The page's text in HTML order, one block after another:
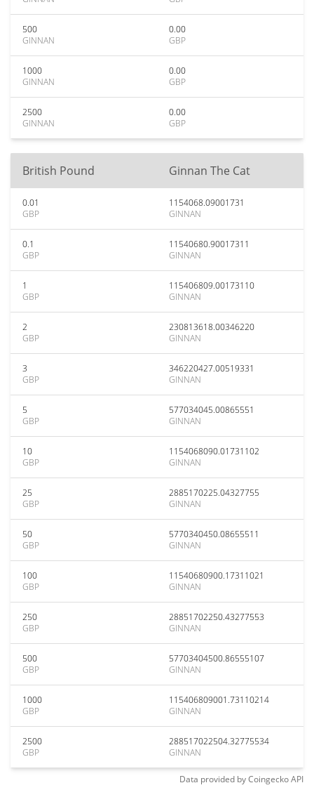
500
GINNAN
0.00
GBP
1000
GINNAN
0.00
GBP
2500
GINNAN
0.00
GBP
British Pound Ginnan The Cat
0.01
GBP
1154068.09001731
GINNAN
0.1
GBP
11540680.90017311
GINNAN
1
GBP
115406809.00173110
GINNAN
2
GBP
230813618.00346220
GINNAN
3
GBP
346220427.00519331
GINNAN
5
GBP
577034045.00865551
GINNAN
10
GBP
1154068090.01731102
GINNAN
25
GBP
2885170225.04327755
GINNAN
50
GBP
5770340450.08655511
GINNAN
100
GBP
11540680900.17311021
GINNAN
250
GBP
28851702250.43277553
GINNAN
500
GBP
57703404500.86555107
GINNAN
1000
GBP
115406809001.73110214
GINNAN
2500
GBP
288517022504.32775534
GINNAN
Data provided byCoingeckoAPI